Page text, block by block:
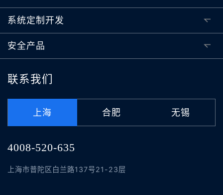
系统定制开发
安全产品
联系我们
上海 合肥 无锡
4008-520-635
上海市普陀区白兰路137号21-23层